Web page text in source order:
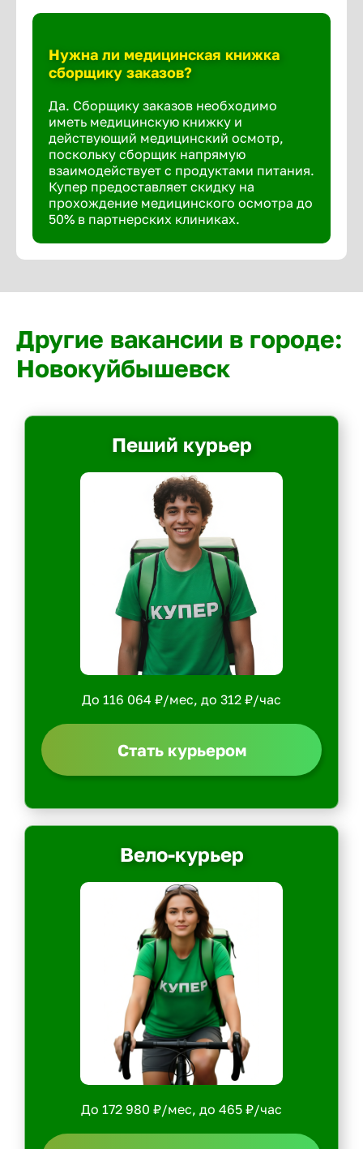
Нужна ли медицинская книжка
сборщику заказов?
Да. Сборщику заказов необходимо
иметь медицинскую книжку и
действующий медицинский осмотр,
поскольку сборщик напрямую
взаимодействует с продуктами питания.
Купер предоставляет скидку на
прохождение медицинского осмотра до
50% в партнерских клиниках.
Другие вакансии в городе:
Новокуйбышевск
Пеший курьер
До 116 064 ₽/мес, до 312 ₽/час
Стать курьером
Вело-курьер
До 172 980 ₽/мес, до 465 ₽/час